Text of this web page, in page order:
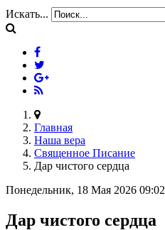
Искать...
Главная
Наша вера
Священное Писание
Дар чистого сердца
Понедельник, 18 Мая 2026 09:02
Дар чистого сердца